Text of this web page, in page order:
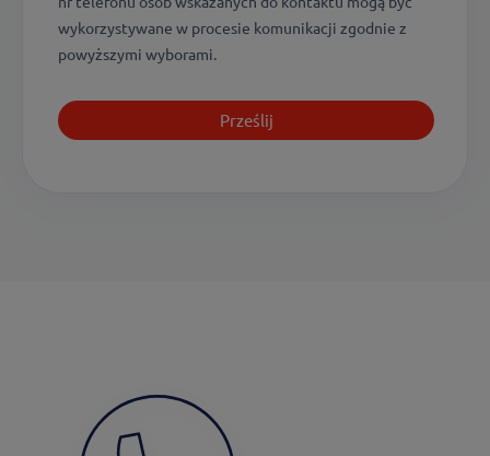
wykorzystywane w procesie komunikacji zgodnie z
powyższymi wyborami.